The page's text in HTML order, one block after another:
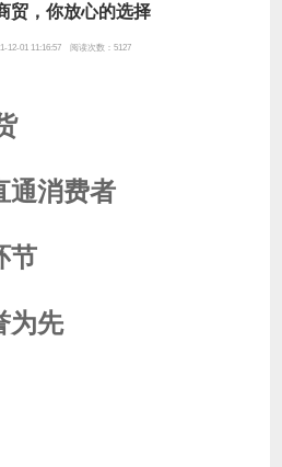
贸，你放心的选择
12-01 11:16:57 阅读次数：5127
通消费者
节
为先